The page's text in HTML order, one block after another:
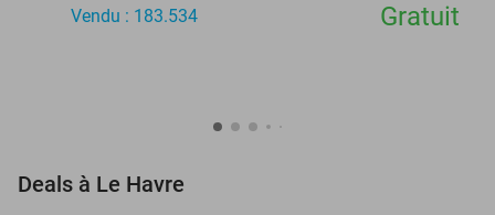
Vendu : 183.534
Gratuit
Deals à Le Havre